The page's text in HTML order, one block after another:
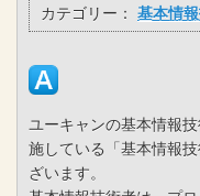
カテゴリー： 基本情
ユーキャンの基本情報
施している「基本情報
ざいます。